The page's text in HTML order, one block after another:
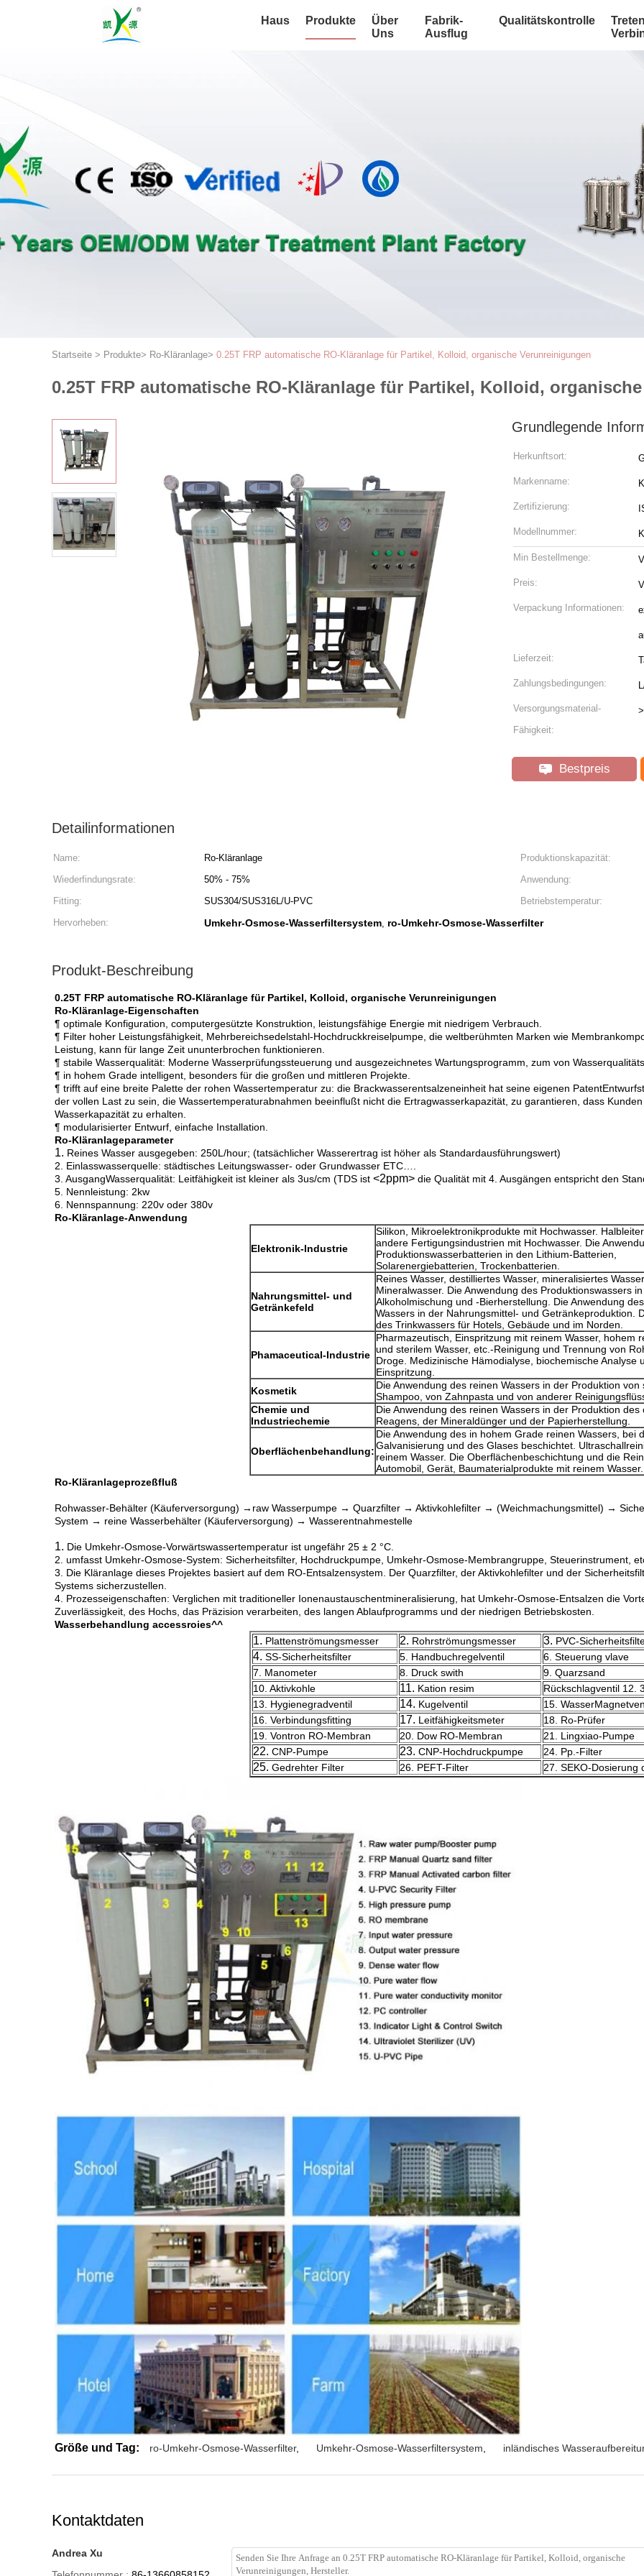
Haus Produkte
Über
Uns
Fabrik-
Ausflug
Qualitätskontrolle
Startseite > Produkte> Ro-Kläranlage> 0.25T FRP automatische RO-Kläranlage für Partikel, Kolloid, organische Verunreinigungen
0.25T FRP automatische RO-Kläranlage für Partikel, Kolloid,
Grundlegende
Herkunftsort:
Markenname:
Zertifizierung:
Modellnummer:
Min Bestellmenge:
Preis:
Verpackung Informationen:
Lieferzeit:
Zahlungsbedingungen:
Versorgungsmaterial-
Fähigkeit:
Bestpreis
Detailinformationen
Name: Ro-Kläranlage Produktionskapazität:
Wiederfindungsrate:
50% - 75% Anwendung:
Fitting:
SUS304/SUS316L/U-PVC Betriebstemperatur:
Hervorheben:
Umkehr-Osmose-Wasserfiltersystem, ro-Umkehr-Osmose-Wasserfilter
Produkt-Beschreibung
0.25T FRP automatische RO-Kläranlage für Partikel, Kolloid, organische Verunreinigungen
Ro-Kläranlage-Eigenschaften
¶ optimale Konfiguration, computergesützte Konstruktion, leistungsfähige Energie mit niedrigem Verbrauch.
¶ Filter hoher Leistungsfähigkeit, Mehrbereichsedelstahl-Hochdruckkreiselpumpe, die weltberühmten Marken wie
Leistung, kann für lange Zeit ununterbrochen funktionieren.
¶ stabile Wasserqualität: Moderne Wasserprüfungssteuerung und ausgezeichnetes Wartungsprogramm, zum von
¶ in hohem Grade intelligent, besonders für die großen und mittleren Projekte.
¶ trifft auf eine breite Palette der rohen Wassertemperatur zu: die Brackwasserentsalzeneinheit hat seine eigenen
der vollen Last zu sein, die Wassertemperaturabnahmen beeinflußt nicht die Ertragwasserkapazität, zu garantieren, dass
Wasserkapazität zu erhalten.
¶ modularisierter Entwurf, einfache Installation.
Ro-Kläranlageparameter
1. Reines Wasser ausgegeben: 250L/hour; (tatsächlicher Wasserertrag ist höher als Standardausführungswert)
2. Einlasswasserquelle: städtisches Leitungswasser- oder Grundwasser ETC….
3. AusgangWasserqualität: Leitfähigkeit ist kleiner als 3us/cm (TDS ist <2ppm> die Qualität mit 4. Ausgängen entspricht den
5. Nennleistung: 2kw
6. Nennspannung: 220v oder 380v
Ro-Kläranlage-Anwendung
Elektronik-Industrie
Silikon, Mikroelektronikprodukte mit Hochwasser.
andere Fertigungsindustrien mit Hochwasser. Die
Produktionswasserbatterien in den Lithium-Batterien,
Solarenergiebatterien, Trockenbatterien.
Nahrungsmittel- und
Getränkefeld
Reines Wasser, destilliertes Wasser, mineralisiertes
Mineralwasser. Die Anwendung des Produktionswassers
Alkoholmischung und -Bierherstellung. Die Anwendung
Wassers in der Nahrungsmittel- und Getränkeproduktion.
des Trinkwassers für Hotels, Gebäude und im Norden.
Phamaceutical-Industrie
Pharmazeutisch, Einspritzung mit reinem Wasser, hohem
und sterilem Wasser, etc.-Reinigung und Trennung von
Droge. Medizinische Hämodialyse, biochemische Analyse
Einspritzung.
Kosmetik
Die Anwendung des reinen Wassers in der Produktion von
Shampoo, von Zahnpasta und von anderer
Chemie und
Industriechemie
Die Anwendung des reinen Wassers in der Produktion des
Reagens, der Mineraldünger und der Papierherstellung.
Oberflächenbehandlung:
Die Anwendung des in hohem Grade reinen Wassers, bei
Galvanisierung und des Glases beschichtet.
reinem Wasser. Die Oberflächenbeschichtung und die
Automobil, Gerät, Baumaterialprodukte mit reinem Wasser.
Ro-Kläranlageprozeßfluß
Rohwasser-Behälter (Käuferversorgung) →raw Wasserpumpe → Quarzfilter → Aktivkohlefilter → (Weichmachungsmittel) →
System → reine Wasserbehälter (Käuferversorgung) → Wasserentnahmestelle
1. Die Umkehr-Osmose-Vorwärtswassertemperatur ist ungefähr 25 ± 2 °C.
2. umfasst Umkehr-Osmose-System: Sicherheitsfilter, Hochdruckpumpe, Umkehr-Osmose-Membrangruppe, Steuerinstrument,
3. Die Kläranlage dieses Projektes basiert auf dem RO-Entsalzensystem. Der Quarzfilter, der Aktivkohlefilter und der
Systems sicherzustellen.
4. Prozesseigenschaften: Verglichen mit traditioneller Ionenaustauschentmineralisierung, hat Umkehr-Osmose-Entsalzen die
Zuverlässigkeit, des Hochs, das Präzision verarbeiten, des langen Ablaufprogramms und der niedrigen Betriebskosten.
Wasserbehandlung accessroies^^
1. Plattenströmungsmesser 2. Rohrströmungsmesser 3. PVC-
4. SS-Sicherheitsfilter 5. Handbuchregelventil
6. Steuerung vlave
7. Manometer
8. Druck swith
9. Quarzsand
10. Aktivkohle
11. Kation resim
Rückschlagventil 12.
13. Hygienegradventil
14. Kugelventil
15.
16. Verbindungsfitting
17. Leitfähigkeitsmeter
18. Ro-Prüfer
19. Vontron RO-Membran
20. Dow RO-Membran 21. Lingxiao-Pumpe
22. CNP-Pumpe 23. CNP-Hochdruckpumpe 24. Pp.-Filter
25. Gedrehter Filter 26. PEFT-Filter 27. SEKO-Dosierung
Größe und Tag: ro-Umkehr-Osmose-Wasserfilter, Umkehr-Osmose-Wasserfiltersystem inländisches
Kontaktdaten
Andrea Xu